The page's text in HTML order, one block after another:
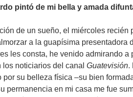
pintó de mi bella y amada
de un sueño, el miércoles recién
a la guapísima presentadora
les consta, he venido admirando a
noticiarios del canal Guatevisión.
su belleza física –su bien
permanencia en mi casa me fue